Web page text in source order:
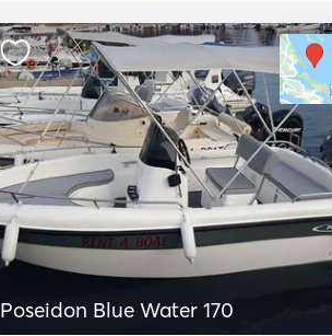
Poseidon Blue Water 170